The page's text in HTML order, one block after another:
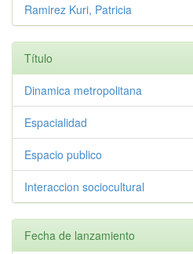
Ramirez Kuri, Patricia
Título
Dinamica metropolitana
Espacialidad
Espacio publico
Interaccion sociocultural
Fecha de lanzamiento